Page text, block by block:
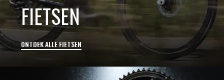
ONTDEK ALLE FIETSEN
FIETSEN